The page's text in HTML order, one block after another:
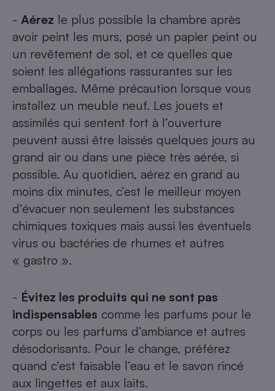
- Aérez le plus possible la chambre après
avoir peint les murs, posé un papier peint ou
un revêtement de sol, et ce quelles que
soient les allégations rassurantes sur les
emballages. Même précaution lorsque vous
installez un meuble neuf. Les jouets et
assimilés qui sentent fort à l’ouverture
peuvent aussi être laissés quelques jours au
grand air ou dans une pièce très aérée, si
possible. Au quotidien, aérez en grand au
moins dix minutes, c’est le meilleur moyen
d’évacuer non seulement les substances
chimiques toxiques mais aussi les éventuels
virus ou bactéries de rhumes et autres
« gastro ».
- Évitez les produits qui ne sont pas
indispensables comme les parfums pour le
corps ou les parfums d’ambiance et autres
désodorisants. Pour le change, préférez
quand c’est faisable l’eau et le savon rincé
aux lingettes et aux laits.